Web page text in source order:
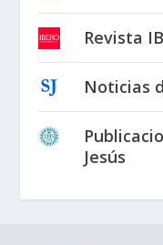
Revista
Noticias
Jesús